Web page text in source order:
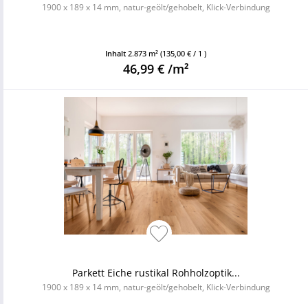
1900 x 189 x 14 mm, natur-geölt/gehobelt, Klick-Verbindung
Inhalt 2.873 m² (135,00 € / 1 )
46,99 € /m²
Parkett Eiche rustikal Rohholzoptik...
1900 x 189 x 14 mm, natur-geölt/gehobelt, Klick-Verbindung